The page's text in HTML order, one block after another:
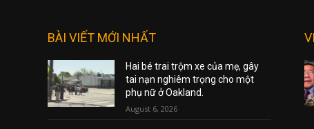
BÀI VIẾT MỚI NHẤT
Hai bé trai trộm xe của mẹ, gây
tai nạn nghiêm trọng cho một
phụ nữ ở Oakland.
August 6, 2026